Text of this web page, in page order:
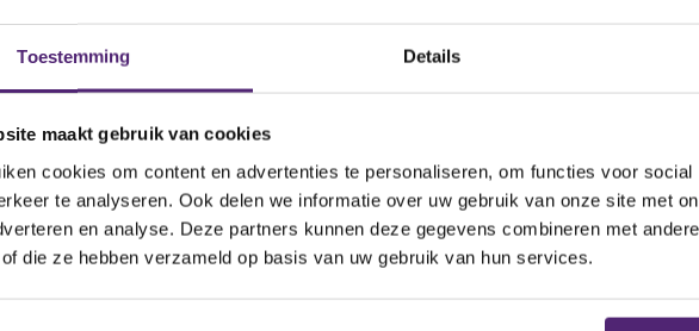
Toestemming Details
maakt gebruik van cookies
cookies om content en advertenties te personaliseren, om functies voor
te analyseren. Ook delen we informatie over uw gebruik van onze site met
en analyse. Deze partners kunnen deze gegevens combineren met
die ze hebben verzameld op basis van uw gebruik van hun services.